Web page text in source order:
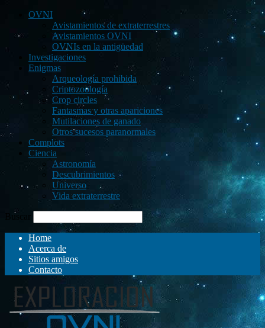
OVNI
Avistamientos de extraterrestres
Avistamientos OVNI
OVNIs en la antigüedad
Investigaciones
Enigmas
Arqueología prohibida
Criptozoología
Crop circles
Fantasmas y otras apariciones
Mutilaciones de ganado
Otros sucesos paranormales
Complots
Ciencia
Astronomía
Descubrimientos
Universo
Vida extraterrestre
Buscar
Home
Acerca de
Sitios amigos
Contacto